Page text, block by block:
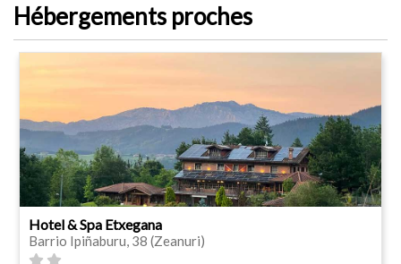
Hébergements proches
Hotel & Spa Etxegana
Barrio Ipiñaburu, 38 (Zeanuri)